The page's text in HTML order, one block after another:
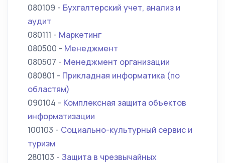
080109 - Бухгалтерский учет, анализ и
аудит
080111 - Маркетинг
080500 - Менеджмент
080507 - Менеджмент организации
080801 - Прикладная информатика (по
областям)
090104 - Комплексная защита объектов
информатизации
100103 - Социально-культурный сервис и
туризм
280103 - Защита в чрезвычайных